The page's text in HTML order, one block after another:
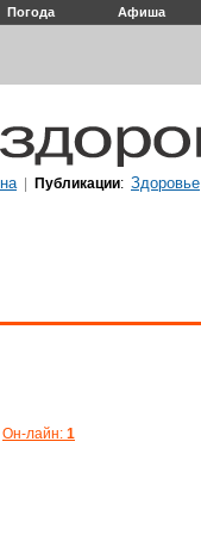
Погода Афиша
| Публикации: Здоровье
Он-лайн: 1